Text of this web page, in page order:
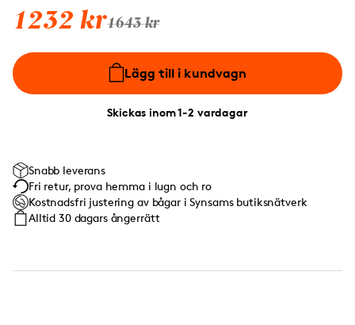
1232 kr1643 kr
Lägg till i kundvagn
Skickas inom 1-2 vardagar
Snabb leverans
Fri retur, prova hemma i lugn och ro
Kostnadsfri justering av bågar i Synsams butiksnätverk
Alltid 30 dagars ångerrätt